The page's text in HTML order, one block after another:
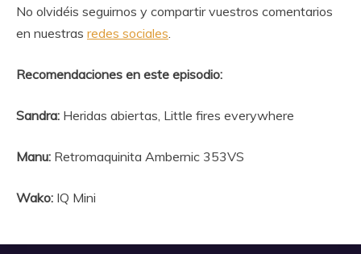
No olvidéis seguirnos y compartir vuestros comentarios
en nuestras redes sociales.
Recomendaciones en este episodio:
Sandra: Heridas abiertas, Little fires everywhere
Manu: Retromaquinita Ambernic 353VS
Wako: IQ Mini